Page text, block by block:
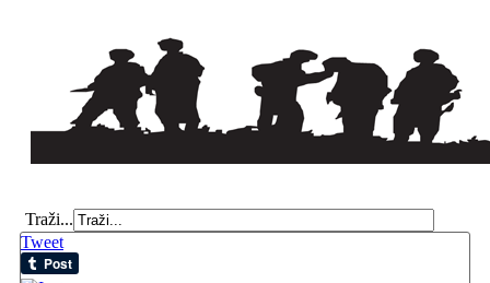
Traži...
Tweet